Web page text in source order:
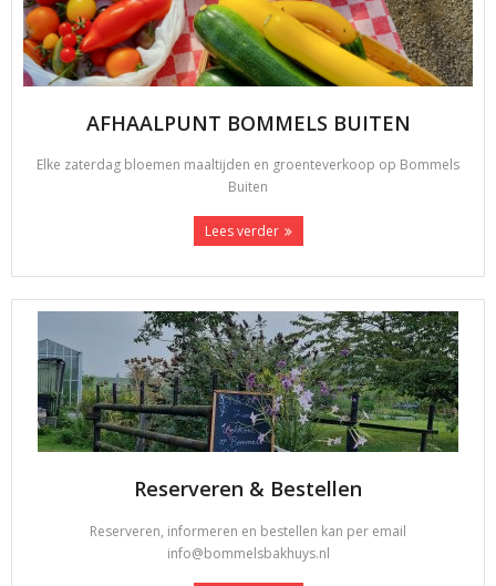
AFHAALPUNT BOMMELS BUITEN
Elke zaterdag bloemen maaltijden en groenteverkoop op Bommels
Buiten
Lees verder
Reserveren & Bestellen
Reserveren, informeren en bestellen kan per email
info@bommelsbakhuys.nl